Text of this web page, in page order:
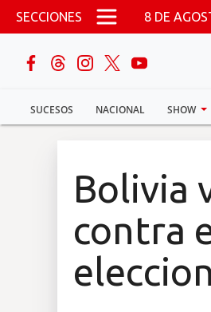
Pasar al contenido principal
SECCIONES 8 DE
SUCESOS NACIONAL SHOW
buscar
Sucesos
Bolivia
contra